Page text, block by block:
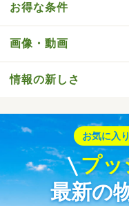
お得な条件
画像・動画
情報の新しさ
お気に入
プッ
最新の